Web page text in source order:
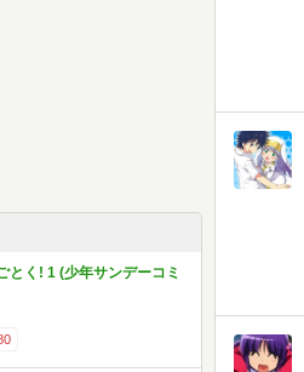
とく! 1 (少年サンデーコミ